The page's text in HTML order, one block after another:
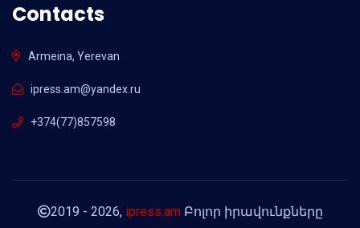
Contacts
Armeina, Yerevan
ipress.am@yandex.ru
+374(77)857598
2019 - 2026, ipress.amԲոլոր իրավունքները